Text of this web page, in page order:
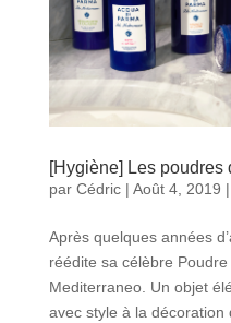
[Hygiène] Les poudres
par Cédric| Août 4, 2019 |
Après quelques années
réédite sa célèbre
Mediterraneo. Un objet
avec style à la décoration